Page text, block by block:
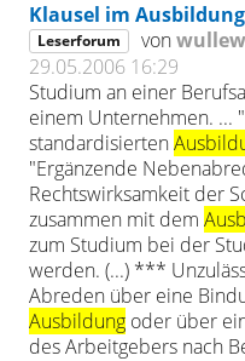
Klausel im
Leserforum von
29.05.2006 16:29
Studium an einer
einem Unternehmen. ...
standardisierten
"Ergänzende
Rechtswirksamkeit der
zusammen mit dem
zum Studium bei der
werden. (...) ***
Abreden über eine
Ausbildung oder über
des Arbeitgebers nach